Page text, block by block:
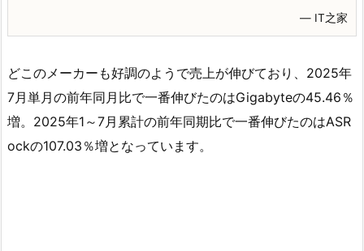
― IT之家
どこのメーカーも好調のようで売上が伸びており、2025年
7月単月の前年同月比で一番伸びたのはGigabyteの45.46％
増。2025年1～7月累計の前年同期比で一番伸びたのはASR
ockの107.03％増となっています。